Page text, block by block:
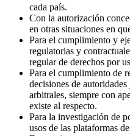
cada país.
Con la autorización
en otras situaciones en
Para el cumplimiento y
regulatorias y
regular de derechos por
Para el cumplimiento de
decisiones de
arbitrales, siempre con
existe al respecto.
Para la investigación de
usos de las plataformas